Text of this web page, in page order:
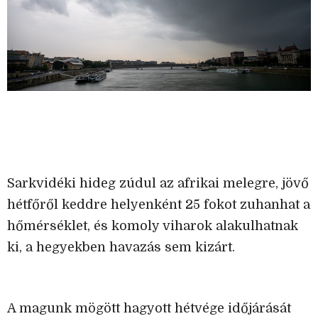
Sarkvidéki hideg zúdul az afrikai melegre, jövő
hétfőről keddre helyenként 25 fokot zuhanhat a
hőmérséklet, és komoly viharok alakulhatnak
ki, a hegyekben havazás sem kizárt.
A magunk mögött hagyott hétvége időjárását